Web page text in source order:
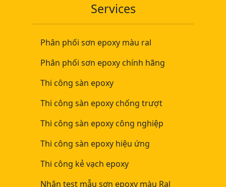
Services
Phân phối sơn epoxy màu ral
Phân phối sơn epoxy chính hãng
Thi công sàn epoxy
Thi công sàn epoxy chống trượt
Thi công sàn epoxy công nghiệp
Thi công sàn epoxy hiệu ứng
Thi công kẻ vạch epoxy
Nhận test mẫu sơn epoxy màu Ral